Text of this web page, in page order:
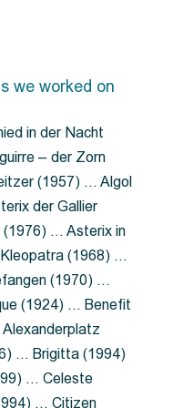
we worked on
in der Nacht
– der Zorn
(1957) … Algol
der Gallier
… Asterix in
(1968) …
(1970) …
(1924) … Benefit
… Brigitta (1994)
… Celeste
… Citizen